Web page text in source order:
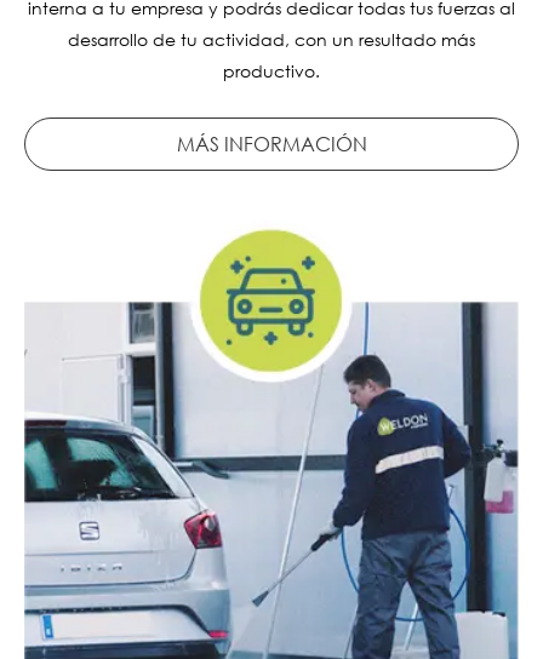
interna a tu empresa y podrás dedicar todas tus fuerzas al
desarrollo de tu actividad, con un resultado más
productivo.
MÁS INFORMACIÓN